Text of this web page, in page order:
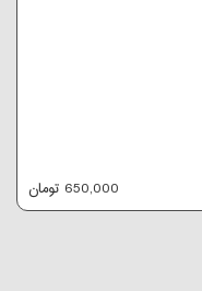
650,000 تومان